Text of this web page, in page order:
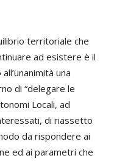
territoriale che
ad esistere è il
una
di “delegare le
Locali, ad
di riassetto
da rispondere ai
ed ai parametri che